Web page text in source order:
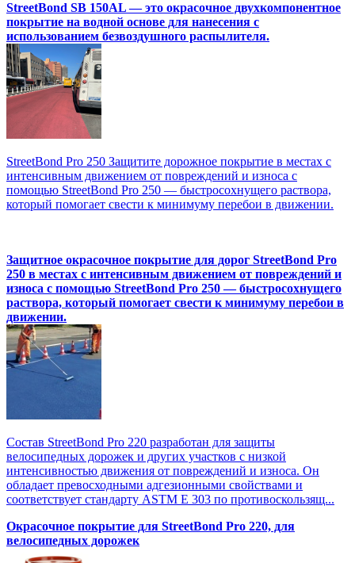
StreetBond SB 150AL — это окрасочное двухкомпонентное
покрытие на водной основе для нанесения с
использованием безвоздушного распылителя.
StreetBond Pro 250 Защитите дорожное покрытие в местах с
интенсивным движением от повреждений и износа с
помощью StreetBond Pro 250 — быстросохнущего раствора,
который помогает свести к минимуму перебои в движении.
Защитное окрасочное покрытие для дорог StreetBond Pro
250 в местах с интенсивным движением от повреждений и
износа с помощью StreetBond Pro 250 — быстросохнущего
раствора, который помогает свести к минимуму перебои в
движении.
Состав StreetBond Pro 220 разработан для защиты
велосипедных дорожек и других участков с низкой
интенсивностью движения от повреждений и износа. Он
обладает превосходными адгезионными свойствами и
соответствует стандарту ASTM E 303 по противоскользящ...
Окрасочное покрытие для StreetBond Pro 220, для
велосипедных дорожек